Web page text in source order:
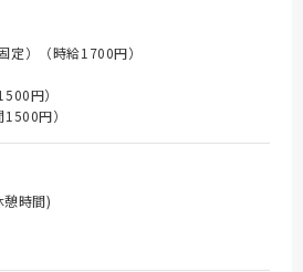
）（時給1700円）
円）
円）
時間)